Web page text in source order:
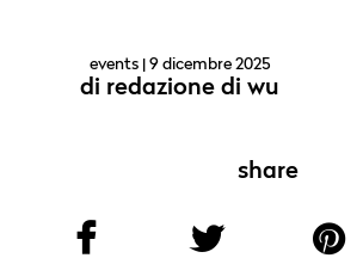
events| 9 dicembre 2025
di redazione di wu
share